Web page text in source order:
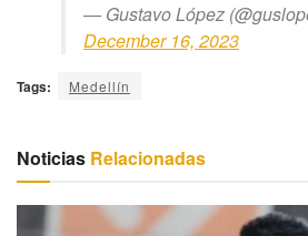
— Gustavo López
December 16, 2023
Tags: Medellín
Noticias Relacionadas